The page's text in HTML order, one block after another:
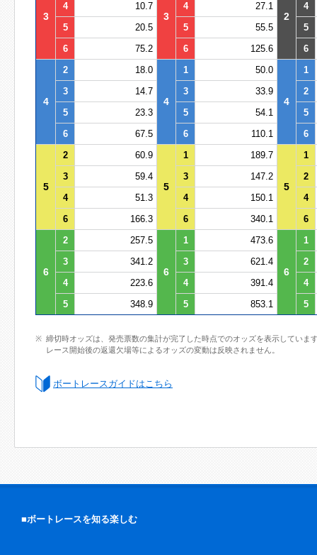
3 3 2
4
10.7 4 27.1
4
5
20.5 5 55.5
5
6
75.2 6 125.6 6
4
2 18.0
4
1 50.0
4
1
3
14.7 3 33.9
2
5
23.3 5 54.1
5
6
67.5 6 110.1 6
5
2 60.9
5
1 189.7
5
1
3
59.4 3 147.2
2
4
51.3 4 150.1
4
6
166.3 6 340.1 6
6
2 257.5
6
1 473.6
6
1
3
341.2 3 621.4
2
4
223.6 4 391.4
4
5
348.9 5 853.1 5
締切時オッズは、発売票数の集計が完了した時点でのオッズを表示していま
レース開始後の返還欠場等によるオッズの変動は反映されません。
ボートレースガイドはこちら
■ボートレースを知る楽しむ